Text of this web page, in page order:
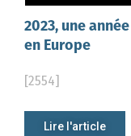
2023, une
en Europe
[2554]
Lire l'article